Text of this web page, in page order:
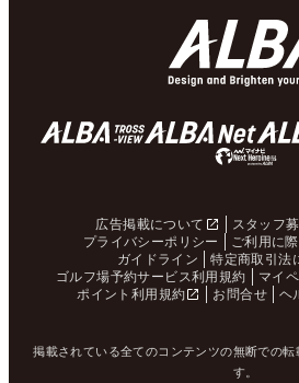
広告掲載について スタッフ
プライバシーポリシー
ご利用に
ガイドライン
特定商取引法
ゴルフ場予約サービス利用規約
マイ
ポイント利用規約
お問合せ ヘ
掲載されている全てのコンテンツの無断での
す。